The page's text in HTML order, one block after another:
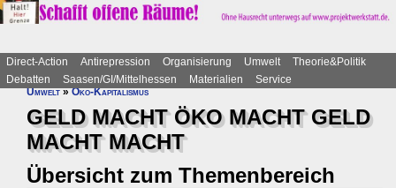
Direct-Action Antirepression Organisierung Umwelt
Theorie&Politik
Debatten
Saasen/GI/Mittelhessen Materialien
Service
Umwelt»Öko-Kapitalismus
GELD MACHT ÖKO MACHT GELD
MACHT MACHT
Übersicht zum Themenbereich